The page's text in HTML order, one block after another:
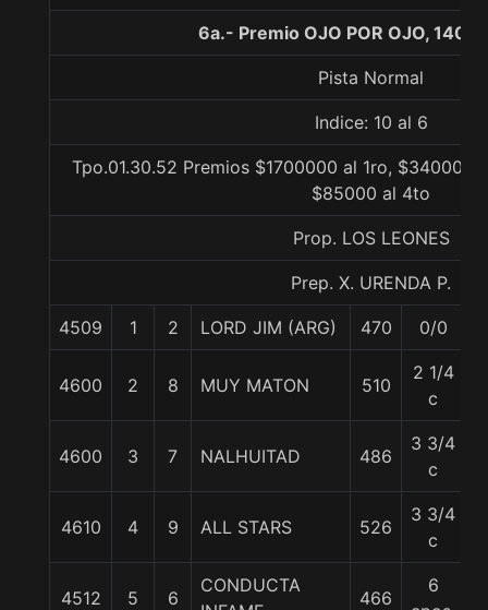
6a.- Premio OJO POR OJO, 1400
Pista Normal
Indice: 10 al 6
Tpo.01.30.52 Premios $1700000 al 1ro, $340000
$85000 al 4to
Prop. LOS LEONES
Prep. X. URENDA P.
4509 1 2 LORD JIM (ARG) 470 0/0
4600 2 8 MUY MATON 510
2 1/4
c
4600 3 7 NALHUITAD 486
3 3/4
c
4610 4 9 ALL STARS 526
3 3/4
c
4512 5 6
CONDUCTA
466
6